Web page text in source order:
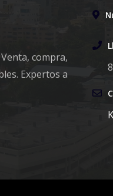
compra,
Expertos a